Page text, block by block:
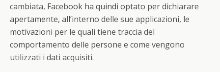
cambiata, Facebook ha quindi optato per dichiarare
apertamente, all’interno delle sue applicazioni, le
motivazioni per le quali tiene traccia del
comportamento delle persone e come vengono
utilizzati i dati acquisiti.